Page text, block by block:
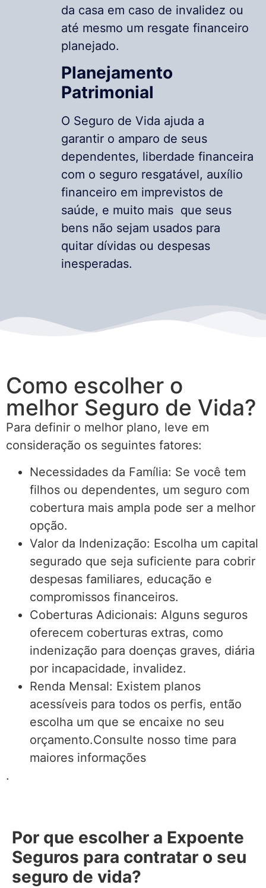
da casa em caso de invalidez ou
até mesmo um resgate financeiro
planejado.
Planejamento
Patrimonial
O Seguro de Vida ajuda a
garantir o amparo de seus
dependentes, liberdade financeira
com o seguro resgatável, auxílio
financeiro em imprevistos de
saúde, e muito mais que seus
bens não sejam usados para
quitar dívidas ou despesas
inesperadas.
Como escolher o
melhor Seguro de Vida?
Para definir o melhor plano, leve em
consideração os seguintes fatores:
Necessidades da Família: Se você tem
filhos ou dependentes, um seguro com
cobertura mais ampla pode ser a melhor
opção.
Valor da Indenização: Escolha um capital
segurado que seja suficiente para cobrir
despesas familiares, educação e
compromissos financeiros.
Coberturas Adicionais: Alguns seguros
oferecem coberturas extras, como
indenização para doenças graves, diária
por incapacidade, invalidez.
Renda Mensal: Existem planos
acessíveis para todos os perfis, então
escolha um que se encaixe no seu
orçamento.Consulte nosso time para
maiores informações
.
Por que escolher a Expoente
Seguros para contratar o seu
seguro de vida?